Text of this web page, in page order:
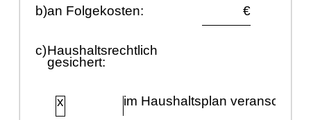
b)an Folgekosten: €
c)Haushaltsrechtlich
gesichert:
x im Haushaltsplan veranschlagt